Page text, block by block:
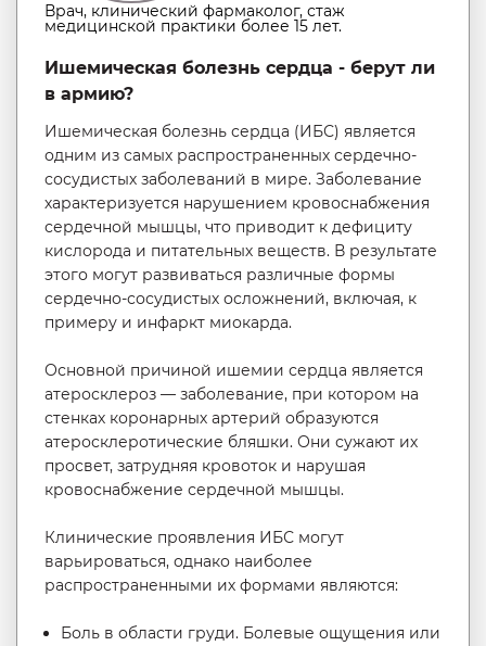
Врач, клинический фармаколог, стаж
медицинской практики более 15 лет.
Ишемическая болезнь сердца - берут ли
в армию?
Ишемическая болезнь сердца (ИБС) является
одним из самых распространенных сердечно-
сосудистых заболеваний в мире. Заболевание
характеризуется нарушением кровоснабжения
сердечной мышцы, что приводит к дефициту
кислорода и питательных веществ. В результате
этого могут развиваться различные формы
сердечно-сосудистых осложнений, включая, к
примеру и инфаркт миокарда.
Основной причиной ишемии сердца является
атеросклероз — заболевание, при котором на
стенках коронарных артерий образуются
атеросклеротические бляшки. Они сужают их
просвет, затрудняя кровоток и нарушая
кровоснабжение сердечной мышцы.
Клинические проявления ИБС могут
варьироваться, однако наиболее
распространенными их формами являются:
Боль в области груди. Болевые ощущения или